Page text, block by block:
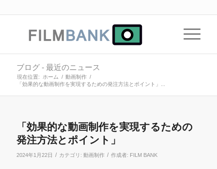
ブログ - 最近のニュース
現在位置: ホーム / 動画制作 /
「効果的な動画制作を実現するための発注方法とポイント」...
「効果的な動画制作を実現するための
発注方法とポイント」
2024年1月22日 / カテゴリ: 動画制作 / 作成者: FILM BANK